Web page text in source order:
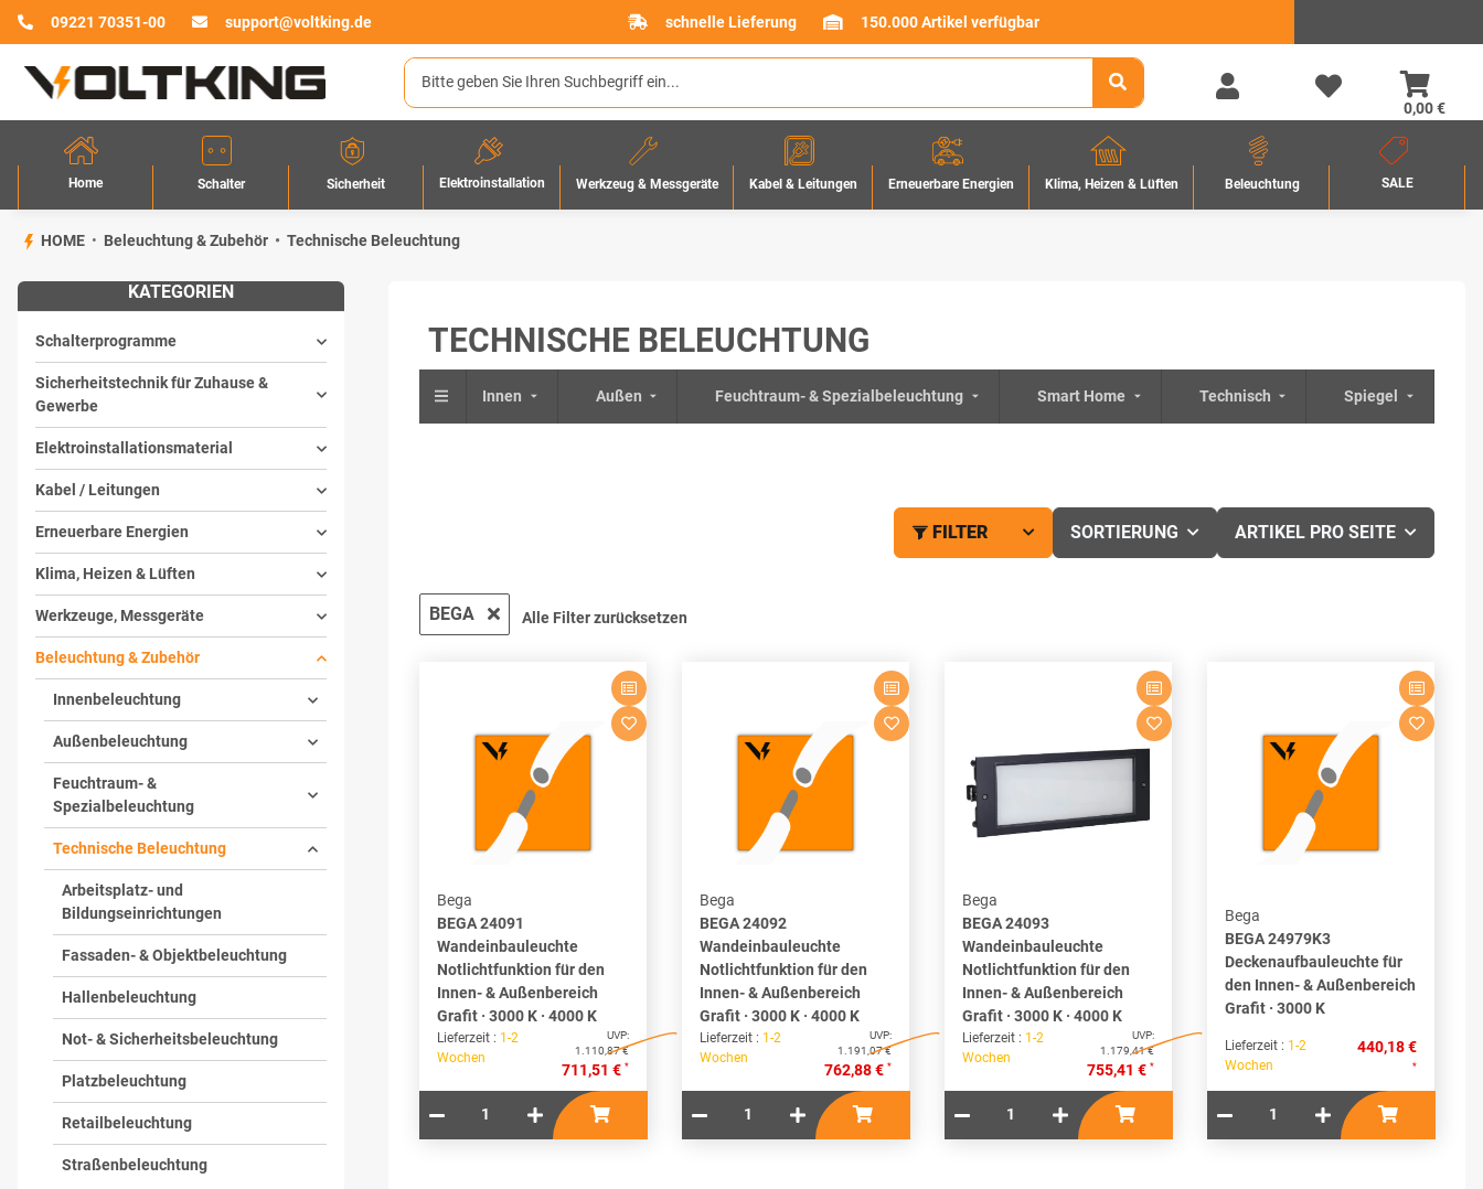
09221 70351-00 support@voltking.de schnelle Lieferung 150.000 Artikel verfügbar
0,00 €
Home Schalter Sicherheit Elektroinstallation Werkzeug & Messgeräte Kabel & Leitungen Erneuerbare Energien Klima, Heizen & Lüften Beleuchtung SALE
HOME Beleuchtung & Zubehör Technische Beleuchtung
TECHNISCHE BELEUCHTUNG
Innen Außen Feuchtraum- & Spezialbeleuchtung Smart Home Technisch Spiegel
FILTER SORTIERUNG ARTIKEL PRO SEITE
BEGA Alle Filter zurücksetzen
Bega
BEGA 24091
Wandeinbauleuchte
Notlichtfunktion für den
Innen- & Außenbereich
Grafit · 3000 K · 4000 K
Lieferzeit : 1-2
Wochen
UVP:
1.110,87 €
711,51 € *
Bega
BEGA 24092
Wandeinbauleuchte
Notlichtfunktion für den
Innen- & Außenbereich
Grafit · 3000 K · 4000 K
Lieferzeit : 1-2
Wochen
UVP:
1.191,07 €
762,88 € *
Bega
BEGA 24093
Wandeinbauleuchte
Notlichtfunktion für den
Innen- & Außenbereich
Grafit · 3000 K · 4000 K
Lieferzeit : 1-2
Wochen
UVP:
1.179,41 €
755,41 € *
Bega
BEGA 24979K3
Deckenaufbauleuchte für
den Innen- & Außenbereich
Grafit · 3000 K
Lieferzeit : 1-2
Wochen
440,18 €
*
KATEGORIEN
Schalterprogramme
Sicherheitstechnik für Zuhause &
Gewerbe
Elektroinstallationsmaterial
Kabel / Leitungen
Erneuerbare Energien
Klima, Heizen & Lüften
Werkzeuge, Messgeräte
Beleuchtung & Zubehör
Innenbeleuchtung
Außenbeleuchtung
Feuchtraum- &
Spezialbeleuchtung
Technische Beleuchtung
Arbeitsplatz- und
Bildungseinrichtungen
Fassaden- & Objektbeleuchtung
Hallenbeleuchtung
Not- & Sicherheitsbeleuchtung
Platzbeleuchtung
Retailbeleuchtung
Straßenbeleuchtung